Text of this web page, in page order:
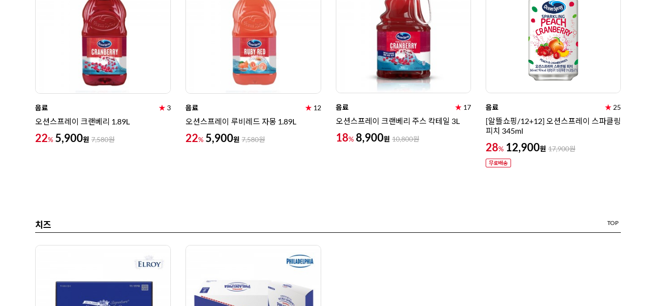
음료 ★ 3
오션스프레이 크랜베리 1.89L
22% 5,900원 7,580원
음료 ★ 12
오션스프레이 루비레드 자몽 1.89L
22% 5,900원 7,580원
음료 ★ 17
오션스프레이 크랜베리 주스 칵테일 3L
18% 8,900원 10,800원
음료 ★ 25
[알뜰쇼핑/12+12] 오션스프레이 스파클링
피치 345ml
28% 12,900원 17,900원
치즈 TOP